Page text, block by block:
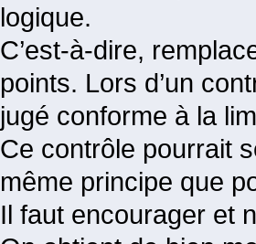
logique.
C’est-à-dire,
points. Lors d’un
jugé conforme à la
Ce contrôle pourrait
même principe que
Il faut encourager et